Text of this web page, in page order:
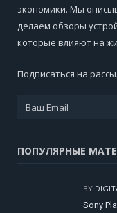
экономики. Мы
делаем обзоры
которые влияют на
Подписаться на
ПОПУЛЯРНЫЕ
BY
Sony